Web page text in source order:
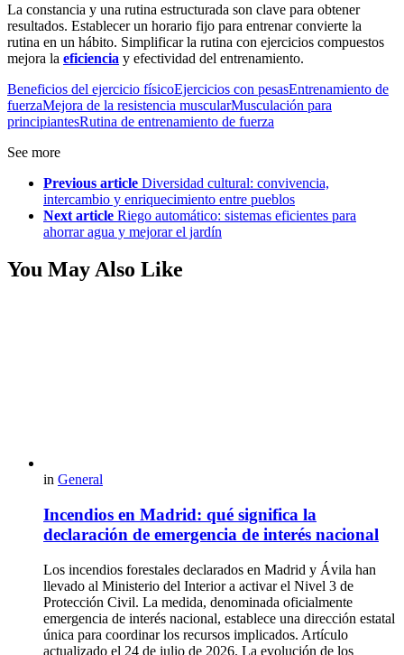
La constancia y una rutina estructurada son clave para obtener
resultados. Establecer un horario fijo para entrenar convierte la
rutina en un hábito. Simplificar la rutina con ejercicios compuestos
mejora la eficiencia y efectividad del entrenamiento.
Beneficios del ejercicio físicoEjercicios con pesasEntrenamiento de
fuerzaMejora de la resistencia muscularMusculación para
principiantesRutina de entrenamiento de fuerza
See more
Previous article Diversidad cultural: convivencia,
intercambio y enriquecimiento entre pueblos
Next article Riego automático: sistemas eficientes para
ahorrar agua y mejorar el jardín
You May Also Like
in General
Incendios en Madrid: qué significa la
declaración de emergencia de interés nacional
Los incendios forestales declarados en Madrid y Ávila han
llevado al Ministerio del Interior a activar el Nivel 3 de
Protección Civil. La medida, denominada oficialmente
emergencia de interés nacional, establece una dirección estatal
única para coordinar los recursos implicados. Artículo
actualizado el 24 de julio de 2026. La evolución de los